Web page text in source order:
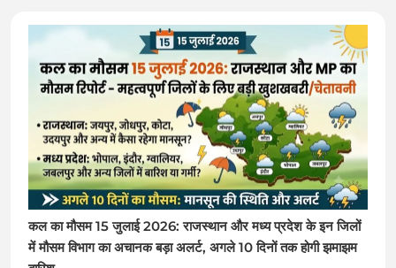
कल का मौसम 15 जुलाई 2026: राजस्थान और मध्य प्रदेश के इन जिलों
में मौसम विभाग का अचानक बड़ा अलर्ट, अगले 10 दिनों तक होगी झमाझम